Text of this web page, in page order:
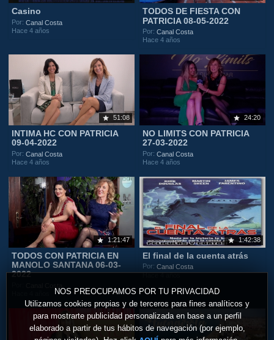
NOS PREOCUPAMOS POR TU PRIVACIDAD
Utilizamos cookies propias y de terceros para fines analíticos y
para mostrarte publicidad personalizada en base a un perfil
elaborado a partir de tus hábitos de navegación (por ejemplo,
Casino
Por:Canal Costa
Hace 4 años
TODOS DE FIESTA CON
PATRICIA 08-05-2022
Por:Canal Costa
Hace 4 años
51:08
INTIMA HC CON PATRICIA
09-04-2022
Por:Canal Costa
Hace 4 años
24:20
NO LIMITS CON PATRICIA
27-03-2022
Por:Canal Costa
Hace 4 años
1:21:47
TODOS CON PATRICIA EN
MANOLO SANTANA 06-03-
2022
1:42:38
El final de la cuenta atrás
Por:Canal Costa
Hace 4 años